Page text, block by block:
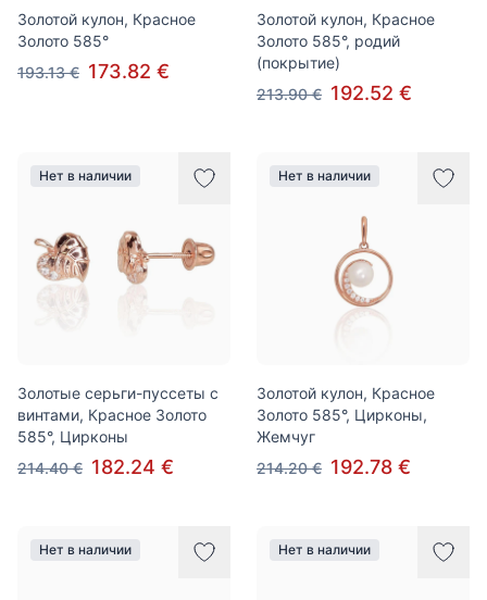
Золотой кулон, Красное
Золото 585°
193.13 € 173.82 €
Золотой кулон, Красное
Золото 585°, родий
(покрытие)
213.90 € 192.52 €
Нет в наличии
Золотые серьги-пуссеты с
винтами, Красное Золото
585°, Цирконы
214.40 € 182.24 €
Нет в наличии
Золотой кулон, Красное
Золото 585°, Цирконы,
Жемчуг
214.20 € 192.78 €
Нет в наличии Нет в наличии